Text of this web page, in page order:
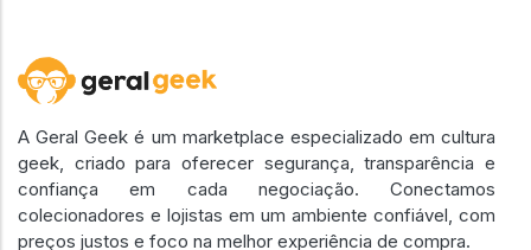
A Geral Geek é um marketplace especializado em cultura
geek, criado para oferecer segurança, transparência e
confiança em cada negociação. Conectamos
colecionadores e lojistas em um ambiente confiável, com
preços justos e foco na melhor experiência de compra.